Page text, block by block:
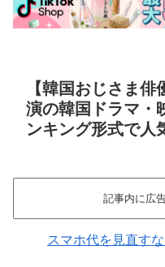
【韓国おじさま
演の韓国ドラマ・
ンキング形式で人
記事内に広
スマホ代を見直す